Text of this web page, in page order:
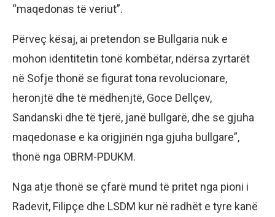
“maqedonas të veriut”.
Përveç kësaj, ai pretendon se Bullgaria nuk e
mohon identitetin tonë kombëtar, ndërsa zyrtarët
në Sofje thonë se figurat tona revolucionare,
heronjtë dhe të mëdhenjtë, Goce Dellçev,
Sandanski dhe të tjerë, janë bullgarë, dhe se gjuha
maqedonase e ka origjinën nga gjuha bullgare”,
thonë nga OBRM-PDUKM.
Nga atje thonë se çfarë mund të pritet nga pioni i
Radevit, Filipçe dhe LSDM kur në radhët e tyre kanë